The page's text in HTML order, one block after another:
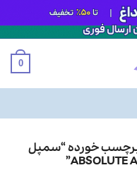
0
خورده “سمپل